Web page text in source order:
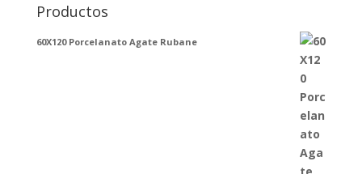
Productos
60X120 Porcelanato Agate Rubane